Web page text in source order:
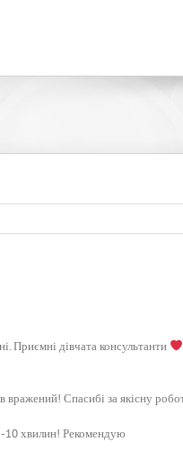
Приємні дівчата консультанти
вражений! Спасибі за якісну
10 хвилин! Рекомендую